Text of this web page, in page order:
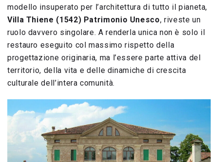
modello insuperato per l’architettura di tutto il pianeta,
Villa Thiene (1542) Patrimonio Unesco, riveste un
ruolo davvero singolare. A renderla unica non è solo il
restauro eseguito col massimo rispetto della
progettazione originaria, ma l’essere parte attiva del
territorio, della vita e delle dinamiche di crescita
culturale dell’intera comunità.